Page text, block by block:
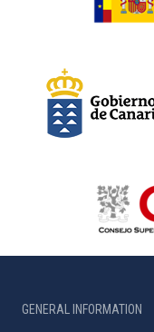
GENERAL INFORMATION